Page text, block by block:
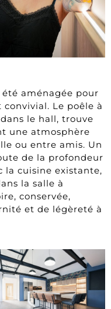
aménagée pour
Le poêle à
le hall, trouve
une atmosphère
ou entre amis. Un
de la profondeur
la cuisine existante,
la salle à
conservée,
et de légèreté à